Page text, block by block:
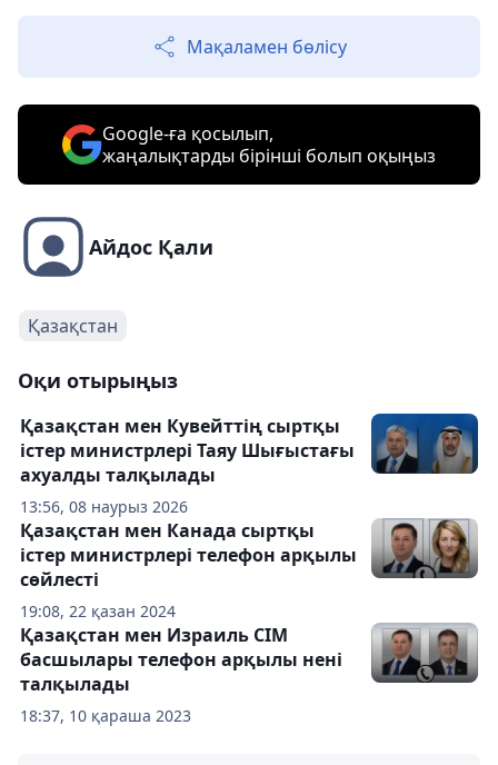
Мақаламен бөлісу
Google-ға қосылып,
жаңалықтарды бірінші болып оқыңыз
Айдос Қали
Қазақстан
Оқи отырыңыз
13:56, 08 наурыз 2026
Қазақстан мен Кувейттің cыртқы
істер министрлері Таяу Шығыстағы
ахуалды талқылады
19:08, 22 қазан 2024
Қазақстан мен Канада сыртқы
істер министрлері телефон арқылы
сөйлесті
18:37, 10 қараша 2023
Қазақстан мен Израиль СІМ
басшылары телефон арқылы нені
талқылады